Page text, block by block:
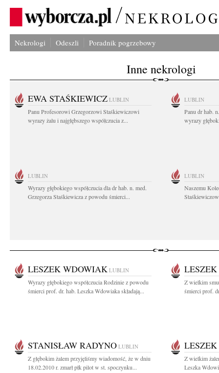
Nekrologi Odeszli Poradnik pogrzebowy
Inne nekrologi
EWA STAŚKIEWICZ LUBLIN
Panu Profesorowi Grzegorzowi Staśkiewiczowi
wyrazy żalu i najgłębszego współczucia z...
LUBLIN
Panu dr hab.
wyrazy
LUBLIN
Wyrazy głębokiego współczucia dla dr hab. n. med.
Grzegorza Staśkiewicza z powodu śmierci...
LUBLIN
Naszemu
LESZEK WDOWIAK LUBLIN
Wyrazy głębokiego współczucia Rodzinie z powodu
śmierci prof. dr. hab. Leszka Wdowiaka składają...
Z wielkim
śmierci prof.
STANISŁAW RADYNO LUBLIN
Z głębokim żalem przyjęliśmy wiadomość, że w dniu
18.02.2010 r. zmarł płk pilot w st. spoczynku...
Z wielkim
Leszka